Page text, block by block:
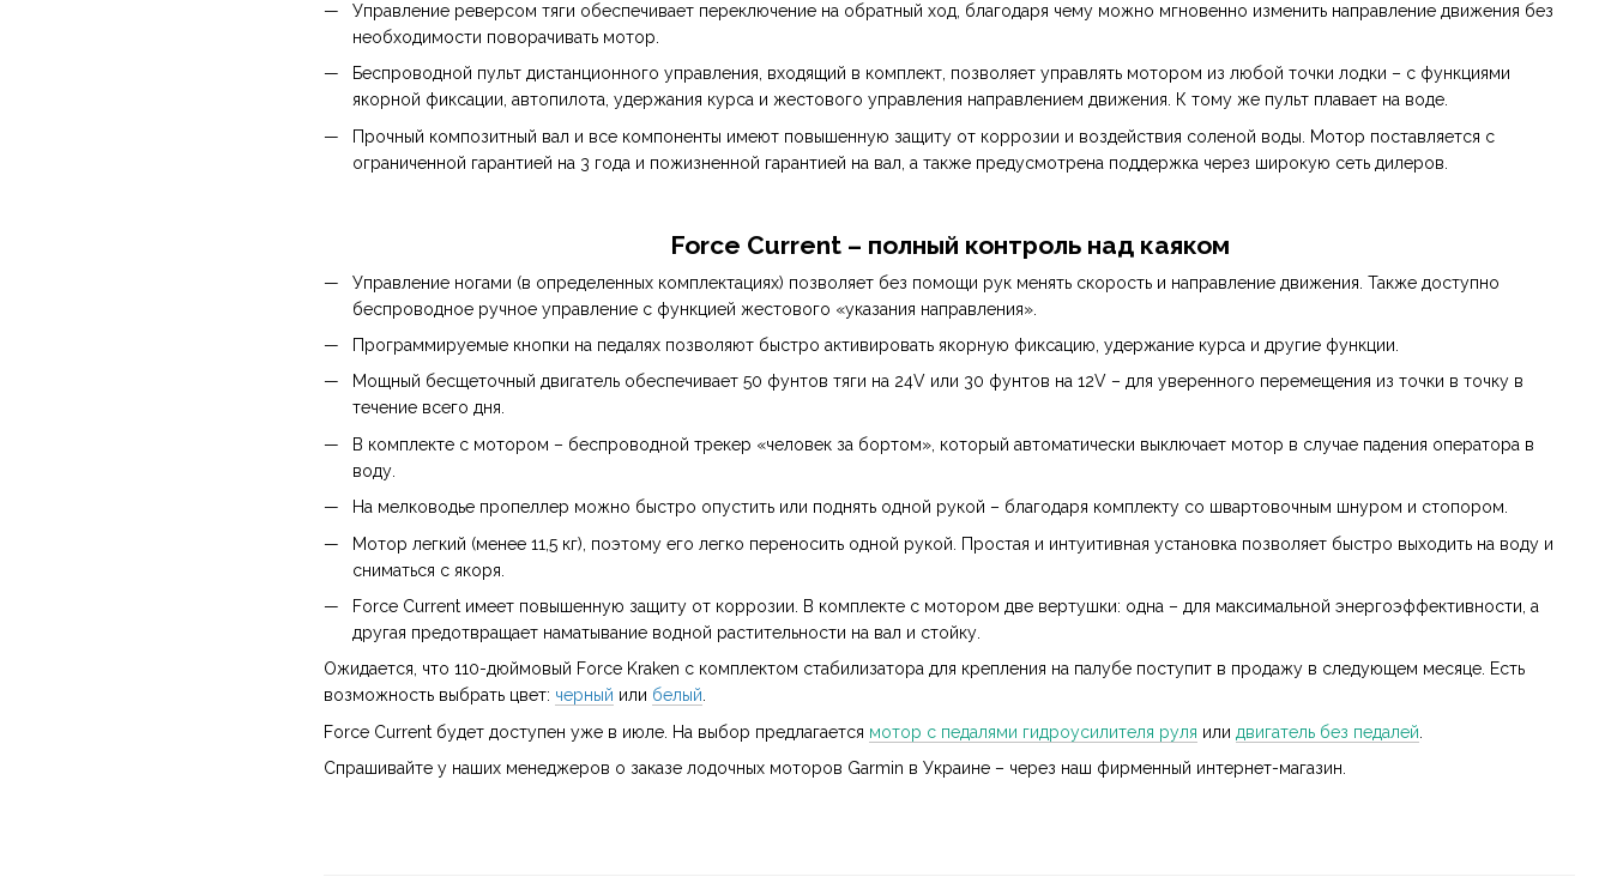
Управление реверсом тяги обеспечивает переключение на обратный ход, благодаря чему можно мгновенно изменить направление движения без
необходимости поворачивать мотор.
Беспроводной пульт дистанционного управления, входящий в комплект, позволяет управлять мотором из любой точки лодки – с функциями
якорной фиксации, автопилота, удержания курса и жестового управления направлением движения. К тому же пульт плавает на воде.
Прочный композитный вал и все компоненты имеют повышенную защиту от коррозии и воздействия соленой воды. Мотор поставляется с
ограниченной гарантией на 3 года и пожизненной гарантией на вал, а также предусмотрена поддержка через широкую сеть дилеров.
Force Current – полный контроль над каяком
Управление ногами (в определенных комплектациях) позволяет без помощи рук менять скорость и направление движения. Также доступно
беспроводное ручное управление с функцией жестового «указания направления».
Программируемые кнопки на педалях позволяют быстро активировать якорную фиксацию, удержание курса и другие функции.
Мощный бесщеточный двигатель обеспечивает 50 фунтов тяги на 24V или 30 фунтов на 12V – для уверенного перемещения из точки в точку в
течение всего дня.
В комплекте с мотором – беспроводной трекер «человек за бортом», который автоматически выключает мотор в случае падения оператора в
воду.
На мелководье пропеллер можно быстро опустить или поднять одной рукой – благодаря комплекту со швартовочным шнуром и стопором.
Мотор легкий (менее 11,5 кг), поэтому его легко переносить одной рукой. Простая и интуитивная установка позволяет быстро выходить на воду и
сниматься с якоря.
Force Current имеет повышенную защиту от коррозии. В комплекте с мотором две вертушки: одна – для максимальной энергоэффективности, а
другая предотвращает наматывание водной растительности на вал и стойку.
Ожидается, что 110-дюймовый Force Kraken с комплектом стабилизатора для крепления на палубе поступит в продажу в следующем месяце. Есть
возможность выбрать цвет: черный или белый.
Force Current будет доступен уже в июле. На выбор предлагается мотор с педалями гидроусилителя руля или двигатель без педалей
Спрашивайте у наших менеджеров о заказе лодочных моторов Garmin в Украине – через наш фирменный интернет-магазин.